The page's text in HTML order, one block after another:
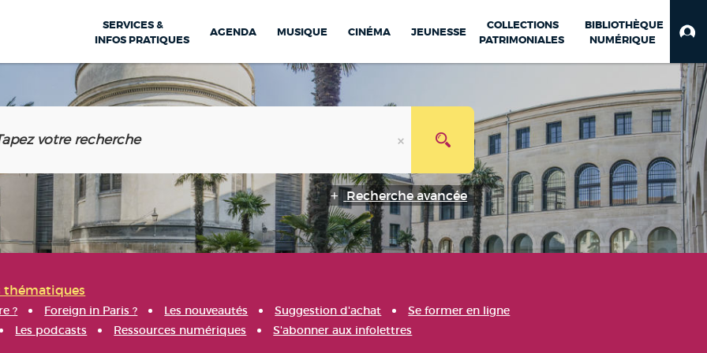
SERVICES &
INFOS PRATIQUES
AGENDA MUSIQUE CINÉMA JEUNESSE
COLLECTIONS
PATRIMONIALES
BIBLIOTHÈQUE
NUMÉRIQUE
Recherche avancée
thématiques
? Foreign in Paris ? Les nouveautés Suggestion d'achat
Se former en ligne
Les podcasts Ressources numériques S'abonner aux infolettres